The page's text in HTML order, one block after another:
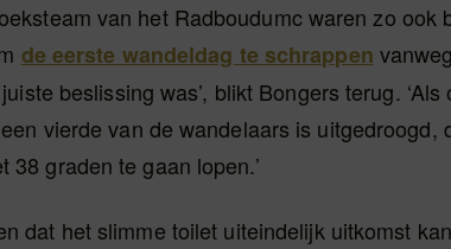
van het Radboudumc waren zo ook
de eerste wandeldag te schrappen
beslissing was’, blikt Bongers terug. ‘Als
vierde van de wandelaars is uitgedroogd,
38 graden te gaan lopen.’
dat het slimme toilet uiteindelijk uitkomst